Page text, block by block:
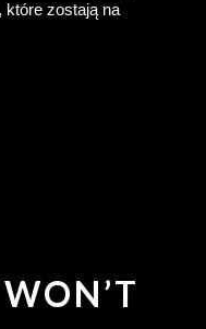
które zostają na